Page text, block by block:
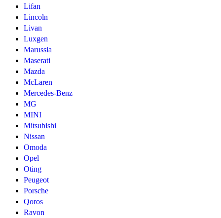
Lifan
Lincoln
Livan
Luxgen
Marussia
Maserati
Mazda
McLaren
Mercedes-Benz
MG
MINI
Mitsubishi
Nissan
Omoda
Opel
Oting
Peugeot
Porsche
Qoros
Ravon